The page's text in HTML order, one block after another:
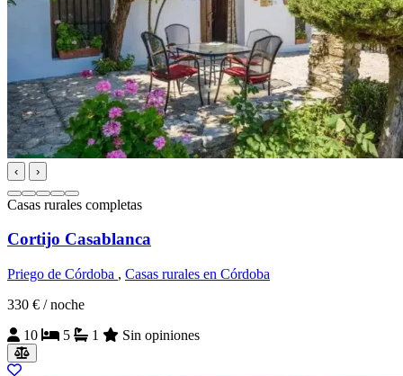
‹ ›
Casas rurales completas
Cortijo Casablanca
Priego de Córdoba , Casas rurales en Córdoba
330 € / noche
10
5 1 Sin opiniones